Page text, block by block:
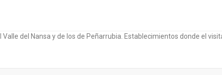
del Nansa y de los de Peñarrubia. Establecimientos donde el